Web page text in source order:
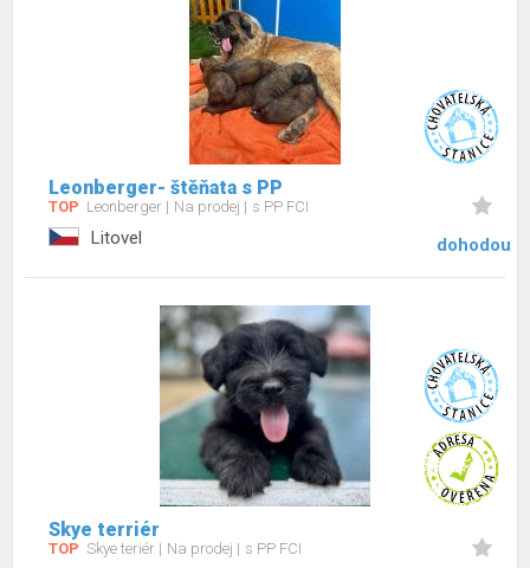
Leonberger- štěňata s PP
TOP Leonberger Na prodej s PP FCI
Litovel dohodou
Skye terriér
TOP Skye teriér Na prodej s PP FCI